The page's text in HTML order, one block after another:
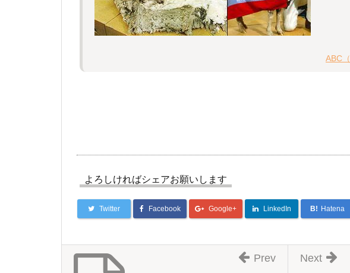
ABC
よろしければシェアお願いします
Twitter Facebook Google+ LinkedIn B! Hatena
Next
Prev